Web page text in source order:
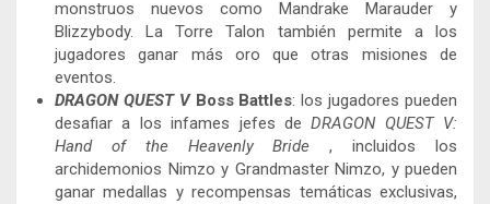
monstruos nuevos como Mandrake Marauder y
Blizzybody. La Torre Talon también permite a los
jugadores ganar más oro que otras misiones de
eventos.
DRAGON QUEST V Boss Battles: los jugadores pueden
desafiar a los infames jefes deDRAGON QUEST V:
Hand of the Heavenly Bride , incluidos los
archidemonios Nimzo y Grandmaster Nimzo, y pueden
ganar medallas y recompensas temáticas exclusivas,